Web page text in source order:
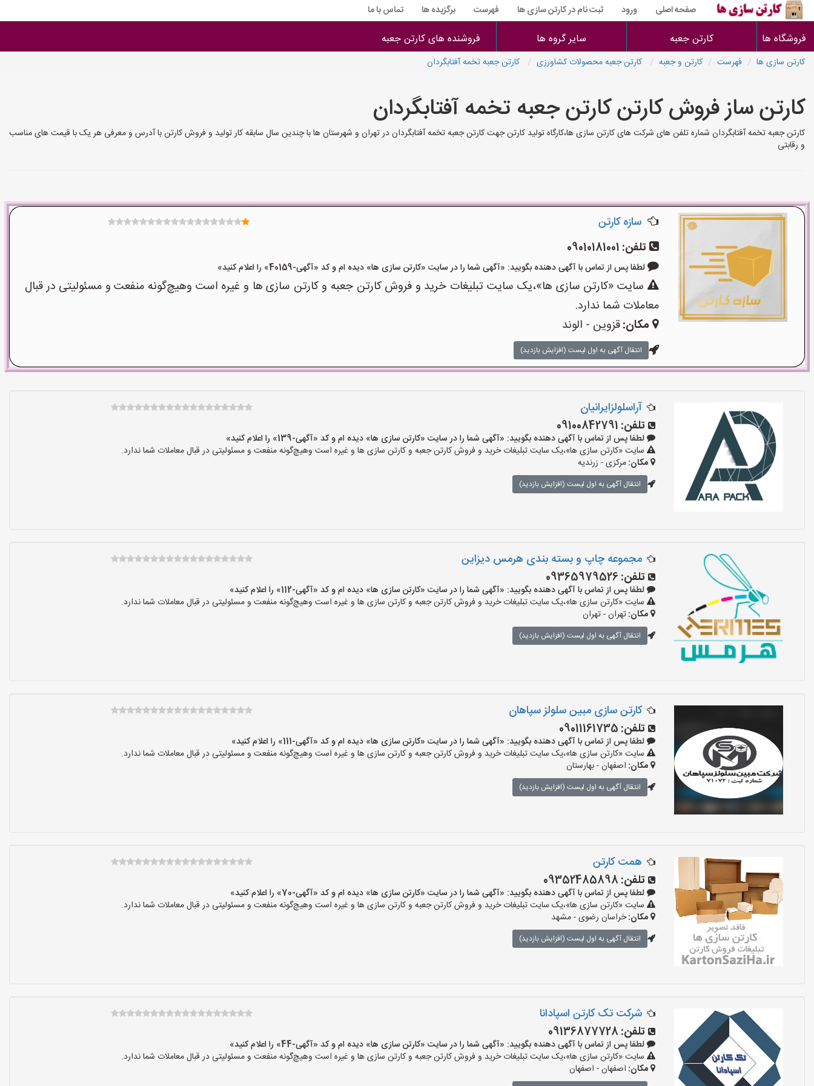
صفحه اصلی ورود ثبت نام در کارتن سازی ها فهرست برگزیده ها تماس با ما
فروشگاه ها کارتن جعبه سایر گروه ها فروشنده های کارتن جعبه
کارتن سازی ها فهرست کارتن و جعبه کارتن جعبه محصولات کشاورزی کارتن جعبه تخمه آفتابگردان
کارتن ساز فروش کارتن کارتن جعبه تخمه آفتابگردان
کارتن جعبه تخمه آفتابگردان شماره تلفن های شرکت های کارتن سازی ها،کارگاه تولید کارتن جهت کارتن جعبه تخمه آفتابگردان در تهران و شهرستان ها با چندین سال سابقه کار تولید و فروش کارتن با آدرس و معرفی هر یک با قیمت های مناسب
و رقابتی
سازه کارتن
تلفن: 09010181001
لطفا پس از تماس با آگهی دهنده بگویید: «آگهی شما را در سایت «کارتن سازی ها» دیده ام و کد «آگهی-40159» را اعلام کنید»
سایت «کارتن سازی ها»،یک سایت تبلیغات خرید و فروش کارتن جعبه و کارتن سازی ها و غیره است وهیچ‌گونه منفعت و مسئولیتی در قبال
معاملات شما ندارد.
مکان:قزوین - الوند
انتقال آگهی به اول لیست (افزایش بازدید)
آراسلولزایرانیان
تلفن: 09100842791
لطفا پس از تماس با آگهی دهنده بگویید: «آگهی شما را در سایت «کارتن سازی ها» دیده ام و کد «آگهی-139» را اعلام کنید»
سایت «کارتن سازی ها»،یک سایت تبلیغات خرید و فروش کارتن جعبه و کارتن سازی ها و غیره است وهیچ‌گونه منفعت و مسئولیتی در قبال معاملات شما ندارد.
مکان:مرکزی - زرندیه
انتقال آگهی به اول لیست (افزایش بازدید)
مجموعه چاپ و بسته بندی هرمس دیزاین
تلفن: 09365979526
لطفا پس از تماس با آگهی دهنده بگویید: «آگهی شما را در سایت «کارتن سازی ها» دیده ام و کد «آگهی-112» را اعلام کنید»
سایت «کارتن سازی ها»،یک سایت تبلیغات خرید و فروش کارتن جعبه و کارتن سازی ها و غیره است وهیچ‌گونه منفعت و مسئولیتی در قبال معاملات شما ندارد.
مکان:تهران - تهران
انتقال آگهی به اول لیست (افزایش بازدید)
کارتن سازی مبین سلولز سپاهان
تلفن: 09011161735
لطفا پس از تماس با آگهی دهنده بگویید: «آگهی شما را در سایت «کارتن سازی ها» دیده ام و کد «آگهی-111» را اعلام کنید»
سایت «کارتن سازی ها»،یک سایت تبلیغات خرید و فروش کارتن جعبه و کارتن سازی ها و غیره است وهیچ‌گونه منفعت و مسئولیتی در قبال معاملات شما ندارد.
مکان: اصفهان - بهارستان
انتقال آگهی به اول لیست (افزایش بازدید)
همت کارتن
تلفن: 09352485898
لطفا پس از تماس با آگهی دهنده بگویید: «آگهی شما را در سایت «کارتن سازی ها» دیده ام و کد «آگهی-70» را اعلام کنید»
سایت «کارتن سازی ها»،یک سایت تبلیغات خرید و فروش کارتن جعبه و کارتن سازی ها و غیره است وهیچ‌گونه منفعت و مسئولیتی در قبال معاملات شما ندارد.
مکان:خراسان رضوی - مشهد
انتقال آگهی به اول لیست (افزایش بازدید)
شرکت تک کارتن اسپادانا
تلفن: 09136877728
لطفا پس از تماس با آگهی دهنده بگویید: «آگهی شما را در سایت «کارتن سازی ها» دیده ام و کد «آگهی-44» را اعلام کنید»
سایت «کارتن سازی ها»،یک سایت تبلیغات خرید و فروش کارتن جعبه و کارتن سازی ها و غیره است وهیچ‌گونه منفعت و مسئولیتی در قبال معاملات شما ندارد.
مکان: اصفهان - اصفهان